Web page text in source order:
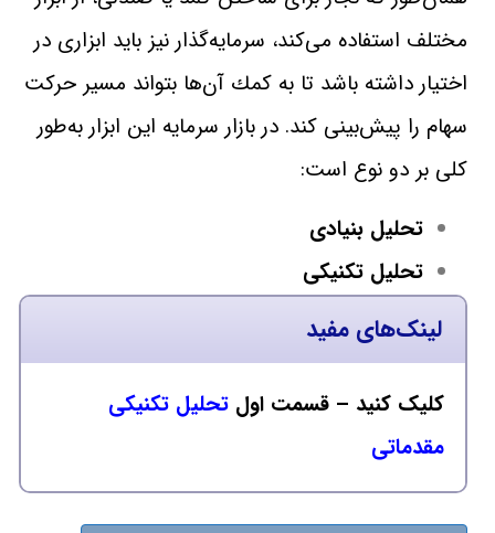
مختلف استفاده می‌‎كند، سرمايه‌‎گذار نيز بايد ابزاری در
اختيار داشته باشد تا به كمك آن‌ها بتواند مسير حركت
سهام را پيش‌بينی كند. در بازار سرمايه اين ابزار به‌طور
كلی بر دو نوع است:
تحلیل بنیادی
تحلیل تکنیکی
لینک‌های مفید
کلیک کنید – قسمت اول تحلیل تکنیکی
مقدماتی